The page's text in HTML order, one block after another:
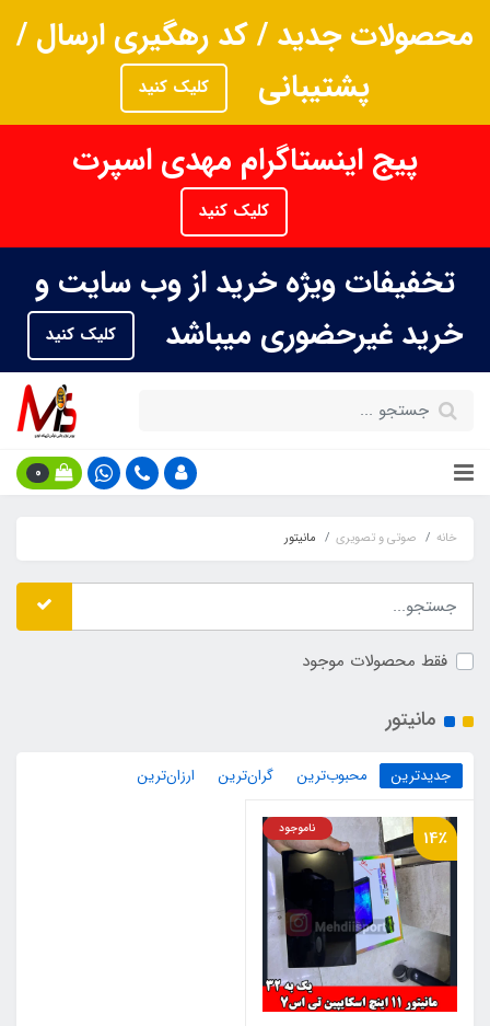
محصولات جدید / کد رهگیری ارسال /
پشتیبانی
کلیک کنید
پیج اینستاگرام مهدی اسپرت
کلیک کنید
تخفیفات ویژه خرید از وب سایت و
خرید غیرحضوری میباشد
کلیک کنید
0
خانه صوتی و تصویری مانیتور
فقط محصولات موجود
مانیتور
جدیدترین محبوب‌ترین گران‌ترین ارزان‌ترین
14٪ ناموجود